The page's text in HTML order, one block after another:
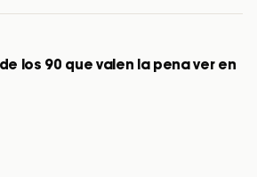
los 90 que valen la pena ver en